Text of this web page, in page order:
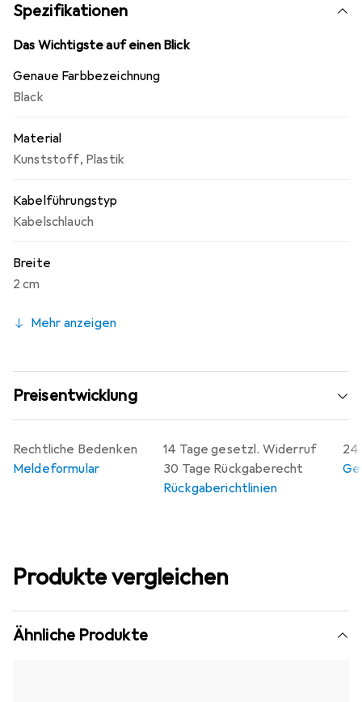
Spezifikationen
Das Wichtigste auf einen Blick
Genaue Farbbezeichnung
Black
Material
Kunststoff, Plastik
Kabelführungstyp
Kabelschlauch
Breite
2 cm
Mehr anzeigen
Preisentwicklung
14 Tage gesetzl. Widerruf
30 Tage Rückgaberecht
Rückgaberichtlinien
24
Rechtliche Bedenken
Meldeformular
Produkte vergleichen
Ähnliche Produkte